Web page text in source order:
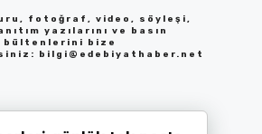
fotoğraf, video, söyleşi,
yazılarını ve basın
bültenlerini bize
bilgi@edebiyathaber.net